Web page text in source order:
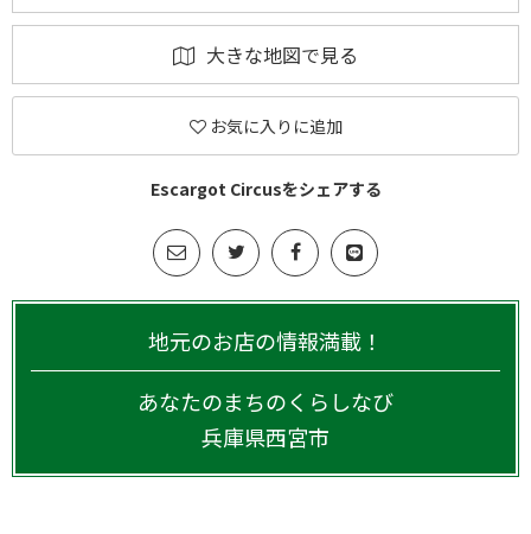
大きな地図で見る
お気に入りに追加
Escargot Circusをシェアする
地元のお店の情報満載！
あなたのまちのくらしなび
兵庫県西宮市